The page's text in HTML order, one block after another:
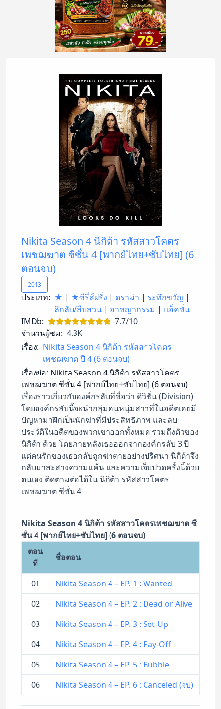
Nikita Season 4 นิกิต้า รหัสสาวโคตร
เพชฌฆาต ซีซั่น 4 [พากย์ไทย+ซับไทย] (6
ตอนจบ)
2013
ประเภท: ★ | ★ซีรี่ส์ฝรั่ง | ดราม่า | ระทึกขวัญ |
ลึกลับ/สืบสวน | อาชญากรรม | แอ็คชั่น
IMDb:
7.7/10
จำนวนผู้ชม: 4.3K
เรื่อง: Nikita Season 4 นิกิต้า รหัสสาวโคตร
เพชฌฆาต ปี 4 (6 ตอนจบ)
เรื่องย่อ: Nikita Season 4 นิกิต้า รหัสสาวโคตร
เพชฌฆาต ซีซั่น 4 [พากย์ไทย+ซับไทย] (6 ตอนจบ)
เรื่องราวเกี่ยวกับองค์กรลับที่ชื่อว่า ดิวิชั่น (Division)
โดยองค์กรลับนี้จะนำกลุ่มคนหนุ่มสาวที่ในอดีตเคยมี
ปัญหามาฝึกเป็นนักฆ่าที่มีประสิทธิภาพ และลบ
ประวัติในอดีตของพวกเขาออกทั้งหมด รวมถึงตัวของ
นิกิต้า ด้วย โดยภายหลังเธอออกจากองค์กรลับ 3 ปี
แต่คนรักของเธอกลับถูกฆ่าตายอย่างปริศนา นิกิต้าจึง
กลับมาสะสางความแค้น และความเจ็บปวดครั้งนี้ด้วย
ตนเอง ติดตามต่อได้ใน นิกิต้า รหัสสาวโคตร
เพชฌฆาต ซีซั่น 4
Nikita Season 4 นิกิต้า รหัสสาวโคตรเพชฌฆาต ซี
ซั่น 4 [พากย์ไทย+ซับไทย] (6 ตอนจบ)
ตอน
ที่
ชื่อตอน
01
Nikita Season 4 – EP. 1 : Wanted
02
Nikita Season 4 – EP. 2 : Dead or Alive
03
Nikita Season 4 – EP. 3 : Set-Up
04
Nikita Season 4 – EP. 4 : Pay-Off
05
Nikita Season 4 – EP. 5 : Bubble
06
Nikita Season 4 – EP. 6 : Canceled (จบ)